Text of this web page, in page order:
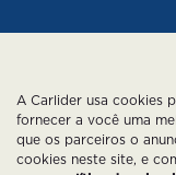
A Carlider usa cookies
fornecer a você uma
que os parceiros o
cookies neste site, e